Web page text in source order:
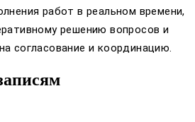
работ в реальном времени,
решению вопросов и
согласование и координацию.